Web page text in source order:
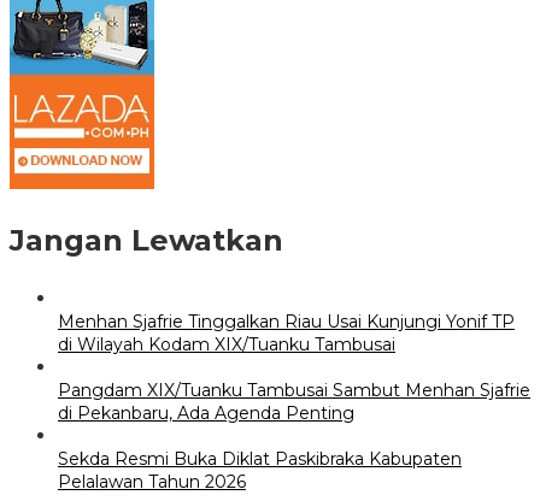
Jangan Lewatkan
Menhan Sjafrie Tinggalkan Riau Usai Kunjungi Yonif TP
di Wilayah Kodam XIX/Tuanku Tambusai
Pangdam XIX/Tuanku Tambusai Sambut Menhan Sjafrie
di Pekanbaru, Ada Agenda Penting
Sekda Resmi Buka Diklat Paskibraka Kabupaten
Pelalawan Tahun 2026